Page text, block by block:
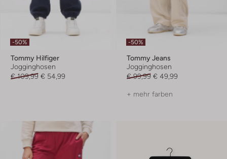
-50%
Tommy Hilfiger
Jogginghosen
€ 109,99 € 54,99
-50%
Tommy Jeans
Jogginghosen
€ 99,99 € 49,99
+ mehr farben